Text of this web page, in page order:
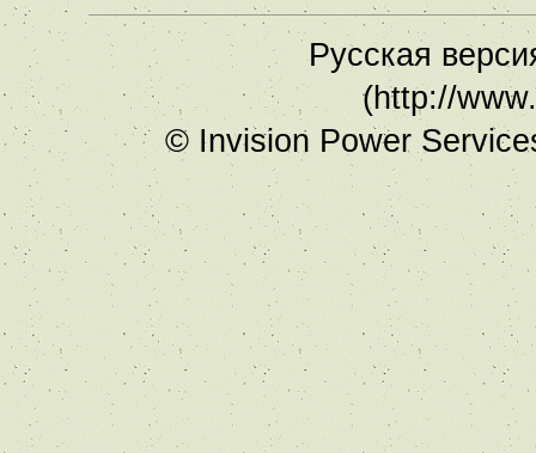
Русская
(http://
© Invision Power